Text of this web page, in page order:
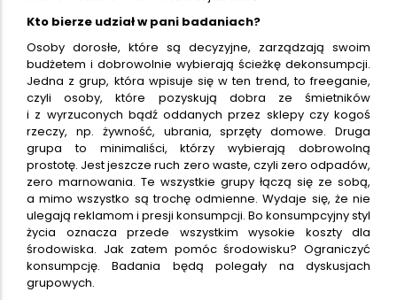
Kto bierze udział w pani badaniach?
Osoby dorosłe, które są decyzyjne, zarządzają swoim
budżetem i dobrowolnie wybierają ścieżkę dekonsumpcji.
Jedna z grup, która wpisuje się w ten trend, to freeganie,
czyli osoby, które pozyskują dobra ze śmietników
i z wyrzuconych bądź oddanych przez sklepy czy kogoś
rzeczy, np. żywność, ubrania, sprzęty domowe. Druga
grupa to minimaliści, którzy wybierają dobrowolną
prostotę. Jest jeszcze ruch zero waste, czyli zero odpadów,
zero marnowania. Te wszystkie grupy łączą się ze sobą,
a mimo wszystko są trochę odmienne. Wydaje się, że nie
ulegają reklamom i presji konsumpcji. Bo konsumpcyjny styl
życia oznacza przede wszystkim wysokie koszty dla
środowiska. Jak zatem pomóc środowisku? Ograniczyć
konsumpcję. Badania będą polegały na dyskusjach
grupowych.